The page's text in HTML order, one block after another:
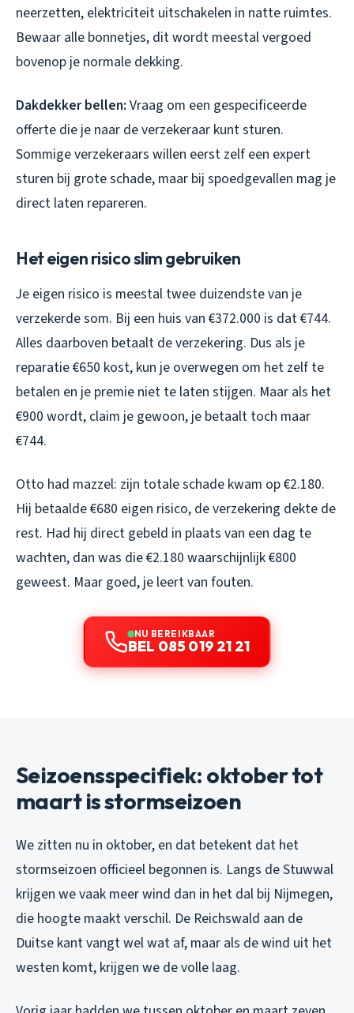
neerzetten, elektriciteit uitschakelen in natte ruimtes.
Bewaar alle bonnetjes, dit wordt meestal vergoed
bovenop je normale dekking.
Dakdekker bellen: Vraag om een gespecificeerde
offerte die je naar de verzekeraar kunt sturen.
Sommige verzekeraars willen eerst zelf een expert
sturen bij grote schade, maar bij spoedgevallen mag je
direct laten repareren.
Het eigen risico slim gebruiken
Je eigen risico is meestal twee duizendste van je
verzekerde som. Bij een huis van €372.000 is dat €744.
Alles daarboven betaalt de verzekering. Dus als je
reparatie €650 kost, kun je overwegen om het zelf te
betalen en je premie niet te laten stijgen. Maar als het
€900 wordt, claim je gewoon, je betaalt toch maar
€744.
Otto had mazzel: zijn totale schade kwam op €2.180.
Hij betaalde €680 eigen risico, de verzekering dekte de
rest. Had hij direct gebeld in plaats van een dag te
wachten, dan was die €2.180 waarschijnlijk €800
geweest. Maar goed, je leert van fouten.
NU BEREIKBAAR
BEL 085 019 21 21
Seizoensspecifiek: oktober tot
maart is stormseizoen
We zitten nu in oktober, en dat betekent dat het
stormseizoen officieel begonnen is. Langs de Stuwwal
krijgen we vaak meer wind dan in het dal bij Nijmegen,
die hoogte maakt verschil. De Reichswald aan de
Duitse kant vangt wel wat af, maar als de wind uit het
westen komt, krijgen we de volle laag.